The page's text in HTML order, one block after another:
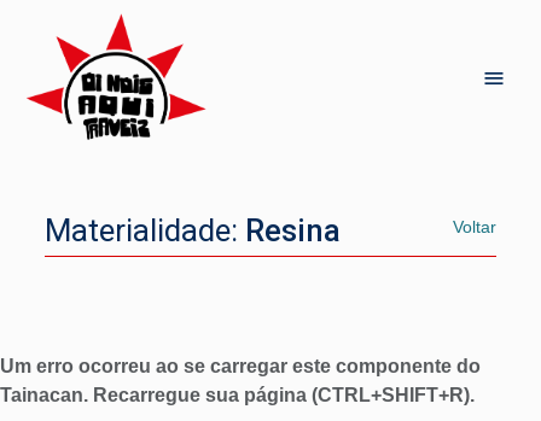
Materialidade: Resina Voltar
Um erro ocorreu ao se carregar este componente do
Tainacan. Recarregue sua página (CTRL+SHIFT+R).